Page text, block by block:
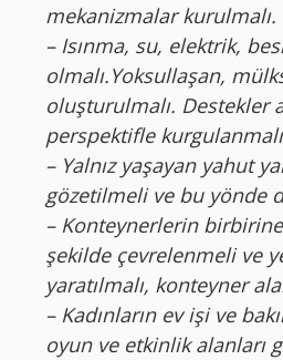
mekanizmalar
– Isınma, su, elektrik,
olmalı.Yoksullaşan,
oluşturulmalı. Destekler
perspektifle
– Yalnız yaşayan yahut
gözetilmeli ve bu yönde
– Konteynerlerin
şekilde çevrelenmeli ve
yaratılmalı, konteyner
– Kadınların ev işi ve
oyun ve etkinlik alanları